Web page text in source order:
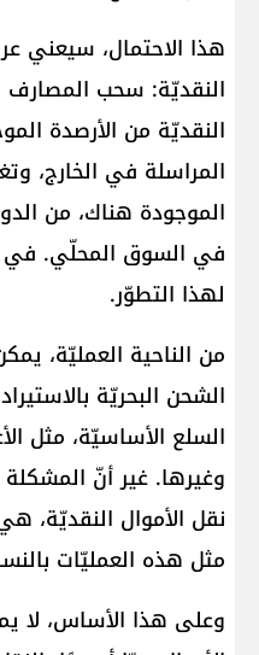
هذا الاحتمال، سيعني
النقديّة: سحب
النقديّة من الأرصدة
المراسلة في الخارج،
الموجودة هناك، من
في السوق المحلّي. في
لهذا التطوّر.
من الناحية العمليّة،
الشحن البحريّة
السلع الأساسيّة، مثل
وغيرها. غير أنّ
نقل الأموال
مثل هذه العمليّات
وعلى هذا الأساس، لا